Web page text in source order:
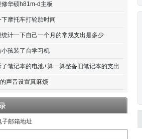
修华硕h81m-d主板
摩托车打轮胎时间
统计一下自己一个月的常规支出是多少
小孩装了台学习机
了笔记本的电池+算一算整备旧笔记本的支出
声音设置真麻烦
子邮箱地址